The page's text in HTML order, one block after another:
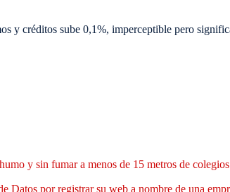
y créditos sube 0,1%, imperceptible pero
y sin fumar a menos de 15 metros de
por registrar su web a nombre de una